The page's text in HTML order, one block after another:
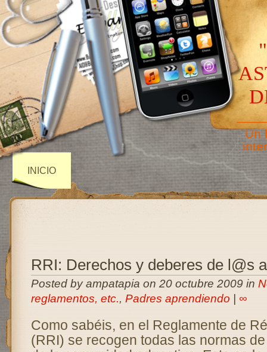
Un
INICIO
RRI: Derechos y deberes de l@s
Posted by ampatapia on 20 octubre 2009 in
reglamentos, etc., Padres aprendiendo ∞
Como sabéis, en el Reglamente de
(RRI) se recogen todas las normas